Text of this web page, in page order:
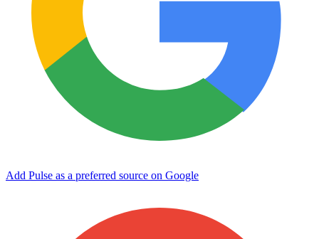
Add Pulse as a preferred source on Google